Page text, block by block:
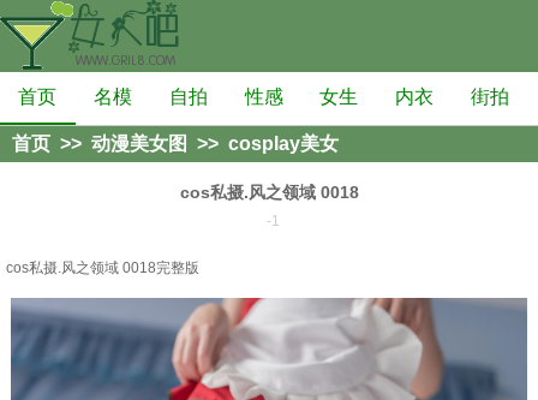
首页 名模 自拍 性感 女生 内衣 街拍
首页 >> 动漫美女图 >> cosplay美女
cos私摄.风之领域 0018
-1
cos私摄.风之领域 0018完整版